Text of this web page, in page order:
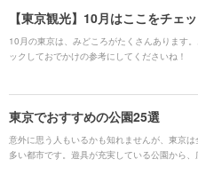
臨海公園を突き抜けると、「葛西海浜公園」が
ます。今回は、そんな魅力たっぷりの葛西臨海
【東京観光】10月はここをチェッ
10月の東京は、みどころがたくさんあります
ックしておでかけの参考にしてくださいね！
東京でおすすめの公園25選
意外に思う人もいるかも知れませんが、東京
多い都市です。遊具が充実している公園から